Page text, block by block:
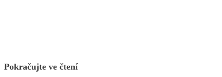
Pokračujte ve čtení